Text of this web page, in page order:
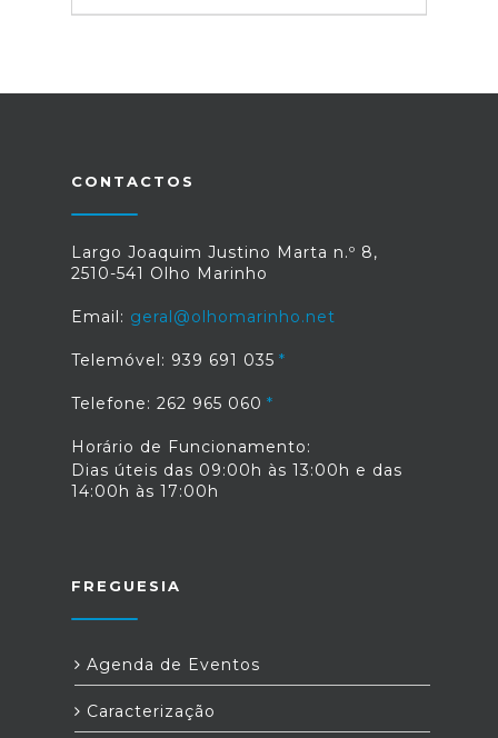
CONTACTOS
Largo Joaquim Justino Marta n.º 8,
2510-541 Olho Marinho
Email: geral@olhomarinho.net
Telemóvel: 939 691 035
Telefone: 262 965 060
Horário de Funcionamento:
Dias úteis das 09:00h às 13:00h e das
14:00h às 17:00h
FREGUESIA
Agenda de Eventos
Caracterização